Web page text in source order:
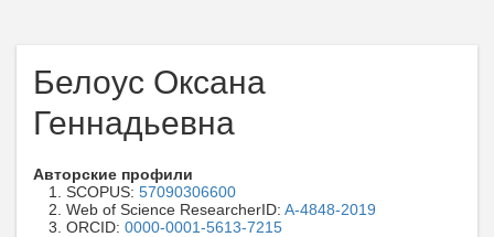
Белоус Оксана
Геннадьевна
Авторские профили
SCOPUS: 57090306600
Web of Science ResearcherID: A-4848-2019
ORCID: 0000-0001-5613-7215